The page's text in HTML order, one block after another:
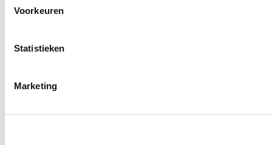
Voorkeuren
Statistieken
Marketing